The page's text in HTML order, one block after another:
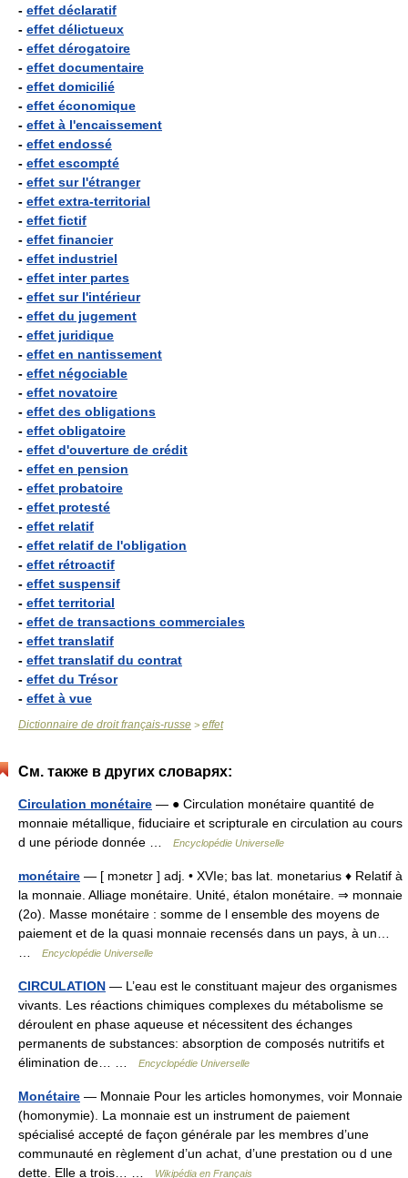
- effet déclaratif
- effet délictueux
- effet dérogatoire
- effet documentaire
- effet domicilié
- effet économique
- effet à l'encaissement
- effet endossé
- effet escompté
- effet sur l'étranger
- effet extra-territorial
- effet fictif
- effet financier
- effet industriel
- effet inter partes
- effet sur l'intérieur
- effet du jugement
- effet juridique
- effet en nantissement
- effet négociable
- effet novatoire
- effet des obligations
- effet obligatoire
- effet d'ouverture de crédit
- effet en pension
- effet probatoire
- effet protesté
- effet relatif
- effet relatif de l'obligation
- effet rétroactif
- effet suspensif
- effet territorial
- effet de transactions commerciales
- effet translatif
- effet translatif du contrat
- effet du Trésor
- effet à vue
Dictionnaire de droit français-russe > effet
См. также в других словарях:
Circulation monétaire — ● Circulation monétaire quantité de
monnaie métallique, fiduciaire et scripturale en circulation au cours
d une période donnée …
Encyclopédie Universelle
monétaire — [ mɔnetɛr ] adj. • XVIe; bas lat. monetarius ♦ Relatif à
la monnaie. Alliage monétaire. Unité, étalon monétaire. ⇒ monnaie
(2o). Masse monétaire : somme de l ensemble des moyens de
paiement et de la quasi monnaie recensés dans un pays, à un…
Encyclopédie Universelle
CIRCULATION — L’eau est le constituant majeur des organismes
vivants. Les réactions chimiques complexes du métabolisme se
déroulent en phase aqueuse et nécessitent des échanges
permanents de substances: absorption de composés nutritifs et
élimination de… …
Encyclopédie Universelle
Monétaire — Monnaie Pour les articles homonymes, voir Monnaie
(homonymie). La monnaie est un instrument de paiement
spécialisé accepté de façon générale par les membres d’une
communauté en règlement d’un achat, d’une prestation ou d une
dette. Elle a trois… …
Wikipédia en Français